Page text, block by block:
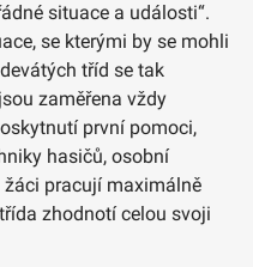
situace a události“.
se kterými by se mohli
tříd se tak
zaměřena vždy
první pomoci,
hasičů, osobní
pracují maximálně
zhodnotí celou svoji